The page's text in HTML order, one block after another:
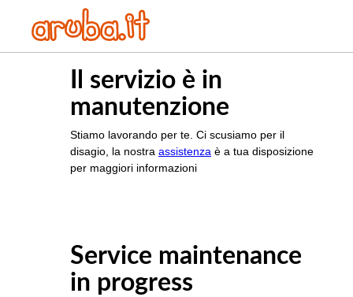
Il servizio è in
manutenzione
Stiamo lavorando per te. Ci scusiamo per il
disagio, la nostra assistenza è a tua disposizione
per maggiori informazioni
Service maintenance
in progress